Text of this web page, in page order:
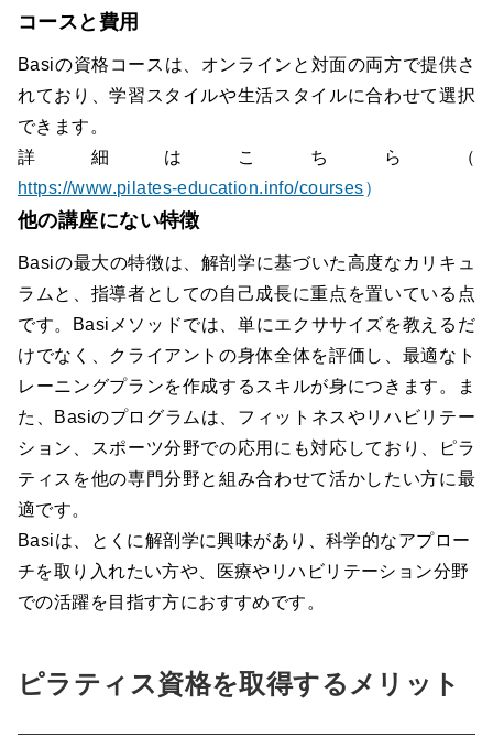
コースと費用
Basiの資格コースは、オンラインと対面の両方で提供さ
れており、学習スタイルや生活スタイルに合わせて選択
できます。
詳細はこちら（
https://www.pilates-education.info/courses）
他の講座にない特徴
Basiの最大の特徴は、解剖学に基づいた高度なカリキュ
ラムと、指導者としての自己成長に重点を置いている点
です。Basiメソッドでは、単にエクササイズを教えるだ
けでなく、クライアントの身体全体を評価し、最適なト
レーニングプランを作成するスキルが身につきます。ま
た、Basiのプログラムは、フィットネスやリハビリテー
ション、スポーツ分野での応用にも対応しており、ピラ
ティスを他の専門分野と組み合わせて活かしたい方に最
適です。
Basiは、とくに解剖学に興味があり、科学的なアプロー
チを取り入れたい方や、医療やリハビリテーション分野
での活躍を目指す方におすすめです。
ピラティス資格を取得するメリット